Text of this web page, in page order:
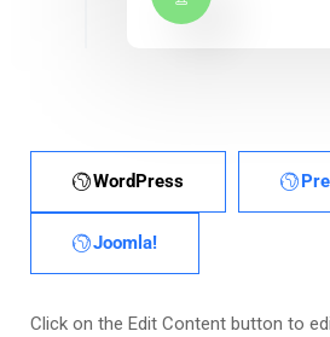
WordPress
Joomla!
Click on the Edit Content button to